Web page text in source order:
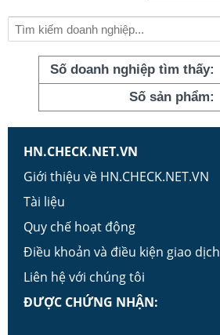
Số doanh nghiệp tìm thấy:
Số sản phẩm:
HN.CHECK.NET.VN
Giới thiệu về HN.CHECK.NET.VN
Tài liệu
Quy chế hoạt động
Điều khoản và điều kiện giao dịch
Liên hệ với chúng tôi
ĐƯỢC CHỨNG NHẬN: